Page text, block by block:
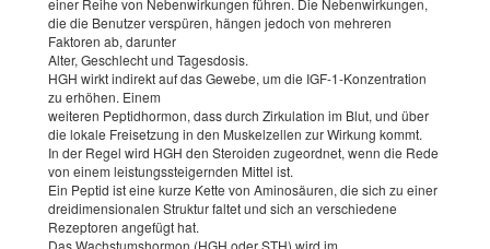
die die Benutzer verspüren, hängen jedoch von mehreren
Faktoren ab, darunter
Alter, Geschlecht und Tagesdosis.
HGH wirkt indirekt auf das Gewebe, um die IGF-1-Konzentration
zu erhöhen. Einem
weiteren Peptidhormon, dass durch Zirkulation im Blut, und über
die lokale Freisetzung in den Muskelzellen zur Wirkung kommt.
In der Regel wird HGH den Steroiden zugeordnet, wenn die Rede
von einem leistungssteigernden Mittel ist.
Ein Peptid ist eine kurze Kette von Aminosäuren, die sich zu einer
dreidimensionalen Struktur faltet und sich an verschiedene
Rezeptoren angefügt hat.
Das Wachstumshormon (HGH oder STH) wird im